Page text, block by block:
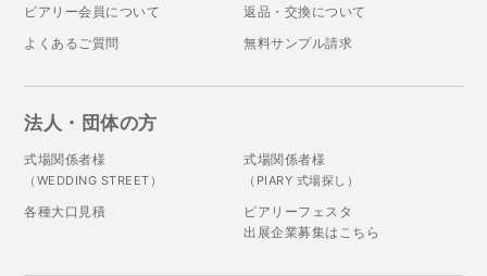
ピアリー会員について
返品・交換について
よくあるご質問
無料サンプル請求
法人・団体の方
式場関係者様
（WEDDING STREET）
式場関係者様
（PIARY 式場探し）
各種大口見積
ピアリーフェスタ
出展企業募集はこちら